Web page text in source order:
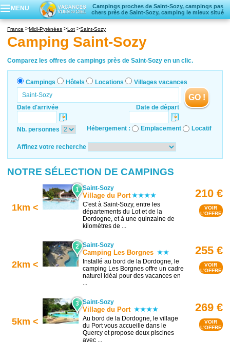
MENU
Campings proches de Saint-Sozy, campings pas
chers près de Saint-Sozy, camping le mieux situé
Hôtels
Locations vacances
Villages vacances
France Midi-Pyrénées Lot Saint-Sozy
Camping Saint-Sozy
Comparez les offres de campings près de Saint-Sozy en un clic.
Campings Hôtels Locations Villages vacances
Date d'arrivée Date de départ
GO !
Nb. personnes Hébergement : Emplacement Locatif
Affinez votre recherche
NOTRE SÉLECTION DE CAMPINGS
1km <
1 Saint-Sozy
Village du Port
C'est à Saint-Sozy, entre les
départements du Lot et de la
Dordogne, et à une quinzaine de
kilomètres de ...
210 €
VOIR
L'OFFRE
2km <
2 Saint-Sozy
Camping Les Borgnes
Installé au bord de la Dordogne, le
camping Les Borgnes offre un cadre
naturel idéal pour des vacances en
...
255 €
VOIR
L'OFFRE
5km <
3 Saint-Sozy
Village du Port
Au bord de la Dordogne, le village
du Port vous accueille dans le
Quercy et propose deux piscines
avec ...
269 €
VOIR
L'OFFRE